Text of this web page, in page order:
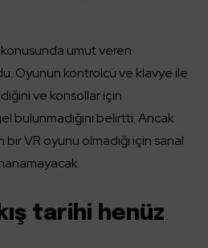
umut veren
Oyunun kontrolcü ve klavye ile
ve konsollar için
bulunmadığını belirtti. Ancak
VR oyunu olmadığı için sanal
tarihi henüz